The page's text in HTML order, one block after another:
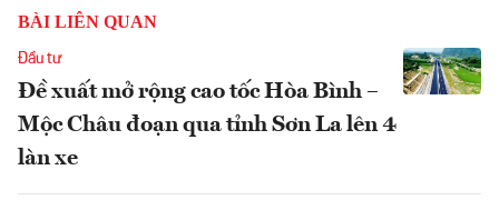
BÀI LIÊN QUAN
Đầu tư
Đề xuất mở rộng cao tốc Hòa Bình –
Mộc Châu đoạn qua tỉnh Sơn La lên 4
làn xe